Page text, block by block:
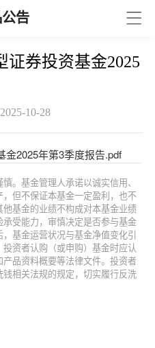
告
证券投资基金2025
10-28
金2025年第3季度报告.pdf
。基金管理人承诺以诚实信用、
但不保证本基金一定盈利，也不
基金的业绩不构成对本基金业绩
受能力，审慎决定是否参与基金
基金运营状况与基金净值变化引
资者认购（或申购）基金时应认
品资料概要等法律文件。投资者
相关法规的规定，切实履行反洗